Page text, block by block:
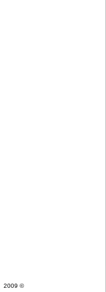
2009 ©